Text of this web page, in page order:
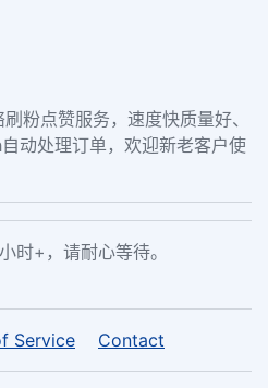
粉点赞服务，速度快质量好、
动处理订单，欢迎新老客户使
时+，请耐心等待。
Service Contact